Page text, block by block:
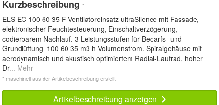
Kurzbeschreibung *
ELS EC 100 60 35 F Ventilatoreinsatz ultraSilence mit Fassade,
elektronischer Feuchtesteuerung, Einschaltverzögerung,
codierbarem Nachlauf, 3 Leistungsstufen für Bedarfs- und
Grundlüftung, 100 60 35 m3 h Volumenstrom. Spiralgehäuse mit
aerodynamisch und akustisch optimiertem Radial-Laufrad, hoher
Dr... Mehr
* maschinell aus der Artikelbeschreibung erstellt
Artikelbeschreibung anzeigen